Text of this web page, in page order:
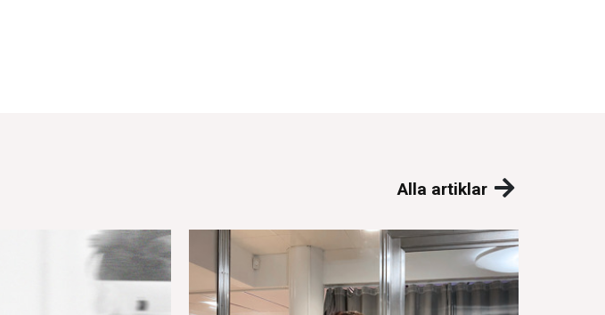
Alla artiklar